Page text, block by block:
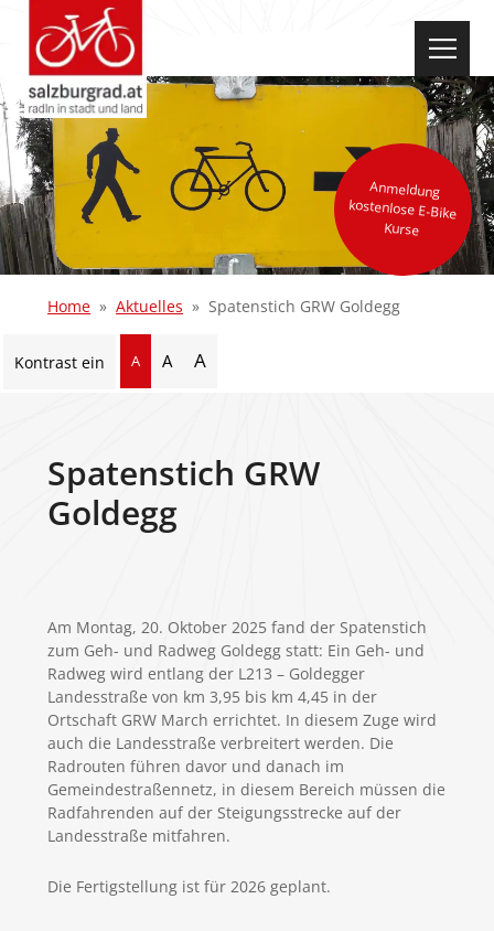
Anmeldung
kostenlose E-Bike
Kurse
Home Aktuelles Spatenstich GRW Goldegg
Kontrast ein A A A
Spatenstich GRW
Goldegg
Am Montag, 20. Oktober 2025 fand der Spatenstich
zum Geh- und Radweg Goldegg statt: Ein Geh- und
Radweg wird entlang der L213 – Goldegger
Landesstraße von km 3,95 bis km 4,45 in der
Ortschaft GRW March errichtet. In diesem Zuge wird
auch die Landesstraße verbreitert werden. Die
Radrouten führen davor und danach im
Gemeindestraßennetz, in diesem Bereich müssen die
Radfahrenden auf der Steigungsstrecke auf der
Landesstraße mitfahren.
Die Fertigstellung ist für 2026 geplant.